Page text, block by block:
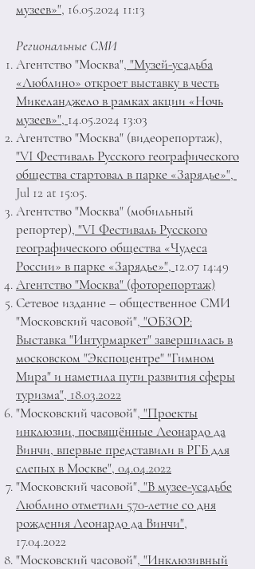
музеев»", 16.05.2024 11:13
Региональные СМИ
Агентство "Москва", "Музей-усадьба
«Люблино» откроет выставку в честь
Микеланджело в рамках акции «Ночь
музеев»", 14.05.2024 13:03
Агентство "Москва" (видеорепортаж),
"VI Фестиваль Русского географического
общества стартовал в парке «Зарядье»",
Jul 12 at 15:05.
Агентство "Москва" (мобильный
репортер), "VI Фестиваль Русского
географического общества «Чудеса
России» в парке «Зарядье»", 12.07 14:49
Агентство "Москва" (фоторепортаж)
Сетевое издание – общественное СМИ
"Московский часовой", "ОБЗОР:
Выставка "Интурмаркет" завершилась в
московском "Экспоцентре" "Гимном
Мира" и наметила пути развития сферы
туризма", 18.03.2022
"Московский часовой", "Проекты
инклюзии, посвящённые Леонардо да
Винчи, впервые представили в РГБ для
слепых в Москве", 04.04.2022
"Московский часовой", "В музее-усадьбе
Люблино отметили 570-летие со дня
рождения Леонардо да Винчи",
17.04.2022
"Московский часовой", "Инклюзивный